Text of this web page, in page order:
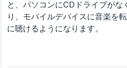
と、パソコンにCDドライブがな
り、モバイルデバイスに音楽を
に聴けるようになります。